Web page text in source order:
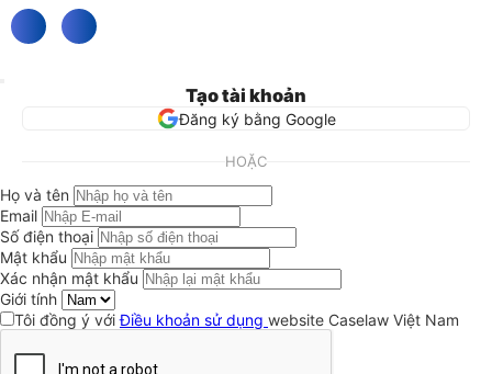
Tạo tài khoản
Đăng ký bằng Google
HOẶC
Họ và tên
Email
Số điện thoại
Mật khẩu
Xác nhận mật khẩu
Giới tính
Tôi đồng ý vớiĐiều khoản sử dụng website Caselaw Việt Nam